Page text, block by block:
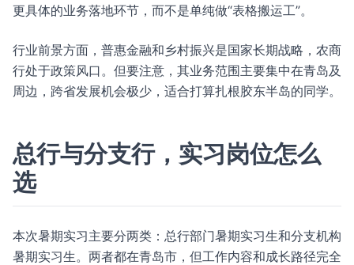
更具体的业务落地环节，而不是单纯做“表格搬运工”。
行业前景方面，普惠金融和乡村振兴是国家长期战略，农商
行处于政策风口。但要注意，其业务范围主要集中在青岛及
周边，跨省发展机会极少，适合打算扎根胶东半岛的同学。
总行与分支行，实习岗位怎么
选
本次暑期实习主要分两类：总行部门暑期实习生和分支机构
暑期实习生。两者都在青岛市，但工作内容和成长路径完全